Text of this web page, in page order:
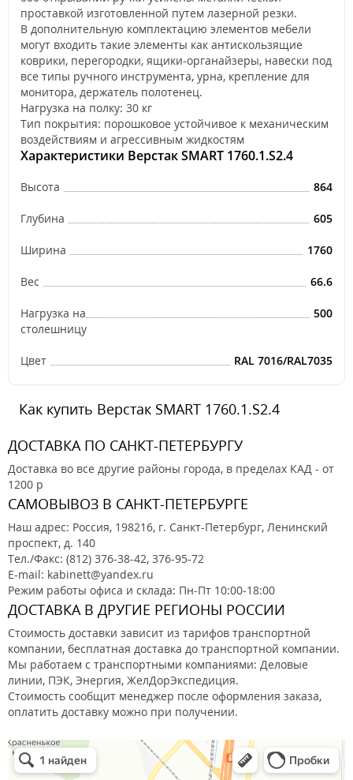
проставкой изготовленной путем лазерной резки.
В дополнительную комплектацию элементов мебели
могут входить такие элементы как антискользящие
коврики, перегородки, ящики-органайзеры, навески под
все типы ручного инструмента, урна, крепление для
монитора, держатель полотенец.
Нагрузка на полку: 30 кг
Тип покрытия: порошковое устойчивое к механическим
воздействиям и агрессивным жидкостям
Характеристики Верстак SMART 1760.1.S2.4
Высота 864
Глубина 605
Ширина 1760
Вес 66.6
Нагрузка на
столешницу
500
Цвет RAL 7016/RAL7035
Как купить Верстак SMART 1760.1.S2.4
ДОСТАВКА ПО САНКТ-ПЕТЕРБУРГУ
Доставка во все другие районы города, в пределах КАД - от
1200 р
САМОВЫВОЗ В САНКТ-ПЕТЕРБУРГЕ
Наш адрес: Россия, 198216, г. Санкт-Петербург, Ленинский
проспект, д. 140
Тел./Факс: (812) 376-38-42, 376-95-72
E-mail: kabinett@yandex.ru
Режим работы офиса и склада: Пн-Пт 10:00-18:00
ДОСТАВКА В ДРУГИЕ РЕГИОНЫ РОССИИ
Стоимость доставки зависит из тарифов транспортной
компании, бесплатная доставка до транспортной компании.
Мы работаем с транспортными компаниями: Деловые
линии, ПЭК, Энергия, ЖелДорЭкспедиция.
Стоимость сообщит менеджер после оформления заказа,
оплатить доставку можно при получении.
Арметкон
Металлическая мебель в Санкт‑Петербурге
Торговое оборудование в Санкт‑Петербурге